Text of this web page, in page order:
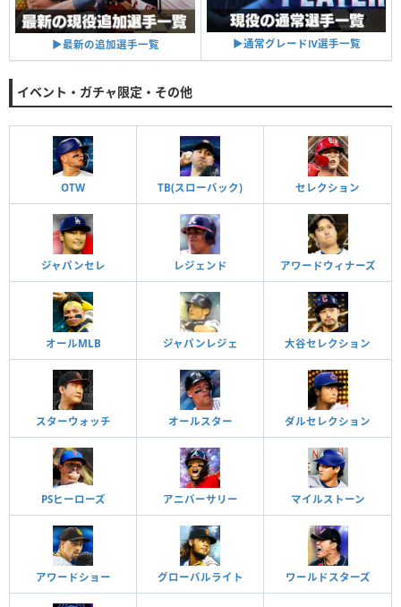
▶︎最新の追加選手一覧 ▶︎通常グレードⅣ選手一覧
イベント・ガチャ限定・その他
OTW TB(スローバック) セレクション
ジャパンセレ レジェンド アワードウィナーズ
オールMLB ジャパンレジェ 大谷セレクション
スターウォッチ オールスター ダルセレクション
PSヒーローズ アニバーサリー マイルストーン
アワードショー グローバルライト ワールドスターズ